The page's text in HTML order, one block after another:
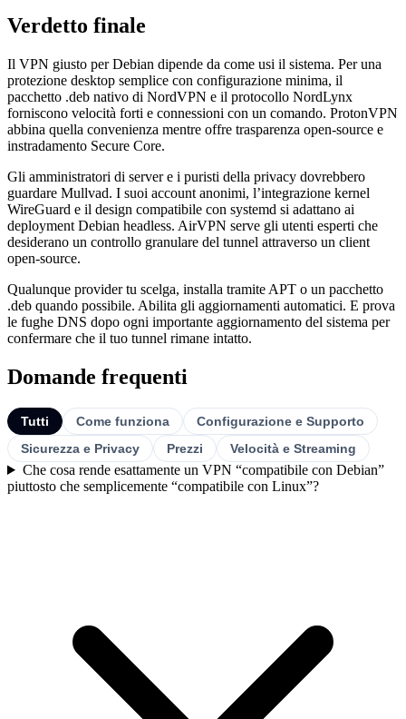
Verdetto finale
Il VPN giusto per Debian dipende da come usi il sistema. Per una
protezione desktop semplice con configurazione minima, il
pacchetto .deb nativo di NordVPN e il protocollo NordLynx
forniscono velocità forti e connessioni con un comando. ProtonVPN
abbina quella convenienza mentre offre trasparenza open-source e
instradamento Secure Core.
Gli amministratori di server e i puristi della privacy dovrebbero
guardare Mullvad. I suoi account anonimi, l’integrazione kernel
WireGuard e il design compatibile con systemd si adattano ai
deployment Debian headless. AirVPN serve gli utenti esperti che
desiderano un controllo granulare del tunnel attraverso un client
open-source.
Qualunque provider tu scelga, installa tramite APT o un pacchetto
.deb quando possibile. Abilita gli aggiornamenti automatici. E prova
le fughe DNS dopo ogni importante aggiornamento del sistema per
confermare che il tuo tunnel rimane intatto.
Domande frequenti
Tutti Come funziona
Configurazione e Supporto
Sicurezza e Privacy
Prezzi Velocità e Streaming
Che cosa rende esattamente un VPN “compatibile con Debian”
piuttosto che semplicemente “compatibile con Linux”?